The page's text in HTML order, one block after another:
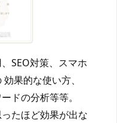
SEO対策、スマホ
果的な使い方、
ドの分析等等。
たほど効果が出な